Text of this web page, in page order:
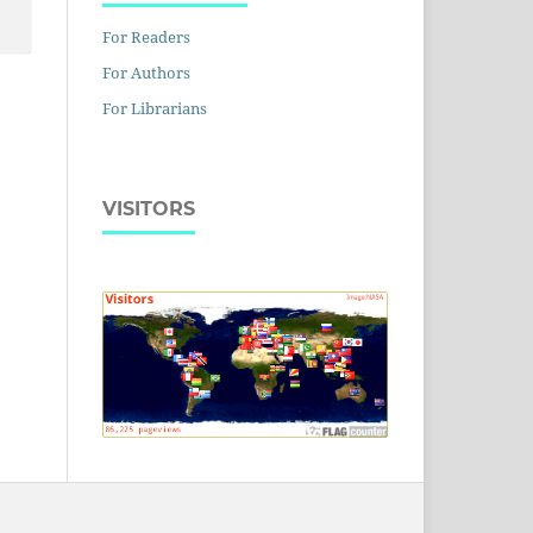
For Readers
For Authors
For Librarians
VISITORS